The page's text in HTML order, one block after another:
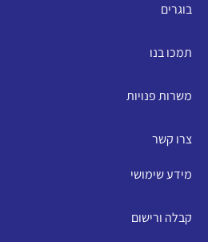
בוגרים
תמכו בנו
משרות פנויות
צרו קשר
מידע שימושי
קבלה ורישום